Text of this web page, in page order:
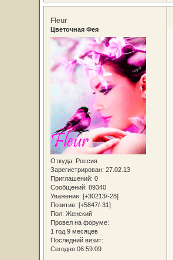
Fleur
Цветочная Фея
Откуда: Россия
Зарегистрирован: 27.02.13
Приглашений: 0
Сообщений: 89340
Уважение: [+30213/-28]
Позитив: [+5847/-31]
Пол: Женский
Провел на форуме:
1 год 9 месяцев
Последний визит:
Сегодня 06:59:09